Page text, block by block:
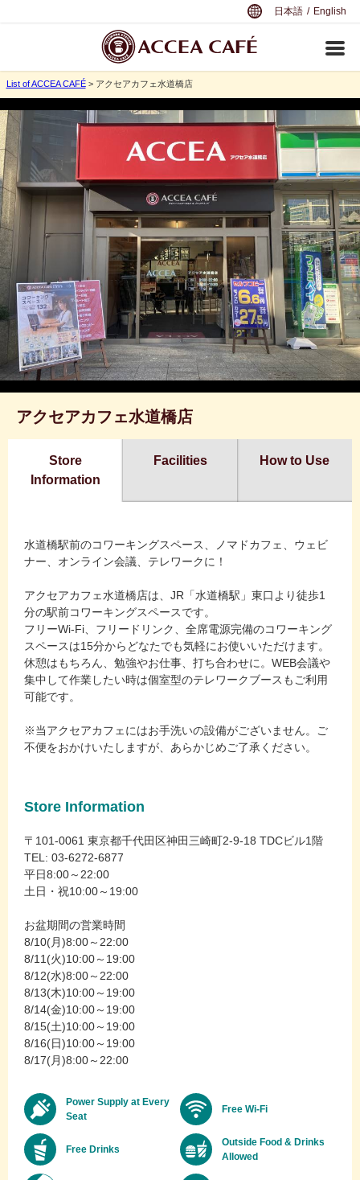
日本語 / English
List of ACCEA CAFÉ> アクセアカフェ水道橋店
アクセアカフェ水道橋店
Store
Information
Facilities How to Use
水道橋駅前のコワーキングスペース、ノマドカフェ、ウェビ
ナー、オンライン会議、テレワークに！
アクセアカフェ水道橋店は、JR「水道橋駅」東口より徒歩1
分の駅前コワーキングスペースです。
フリーWi-Fi、フリードリンク、全席電源完備のコワーキング
スペースは15分からどなたでも気軽にお使いいただけます。
休憩はもちろん、勉強やお仕事、打ち合わせに。WEB会議や
集中して作業したい時は個室型のテレワークブースもご利用
可能です。
※当アクセアカフェにはお手洗いの設備がございません。ご
不便をおかけいたしますが、あらかじめご了承ください。
Store Information
〒101-0061 東京都千代田区神田三崎町2-9-18 TDCビル1階
TEL: 03-6272-6877
平日8:00～22:00
土日・祝10:00～19:00
お盆期間の営業時間
8/10(月)8:00～22:00
8/11(火)10:00～19:00
8/12(水)8:00～22:00
8/13(木)10:00～19:00
8/14(金)10:00～19:00
8/15(土)10:00～19:00
8/16(日)10:00～19:00
8/17(月)8:00～22:00
Power Supply at Every
Seat
Free Wi-Fi
Free Drinks
Outside Food & Drinks
Allowed